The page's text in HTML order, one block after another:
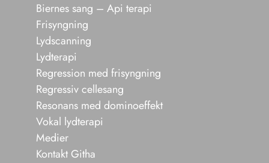
Biernes sang – Api terapi
Frisyngning
Lydscanning
Lydterapi
Regression med frisyngning
Regressiv cellesang
Resonans med dominoeffekt
Vokal lydterapi
Medier
Kontakt Githa